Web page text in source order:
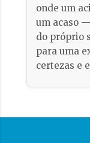
onde um
um acaso
do próprio
para uma
certezas e